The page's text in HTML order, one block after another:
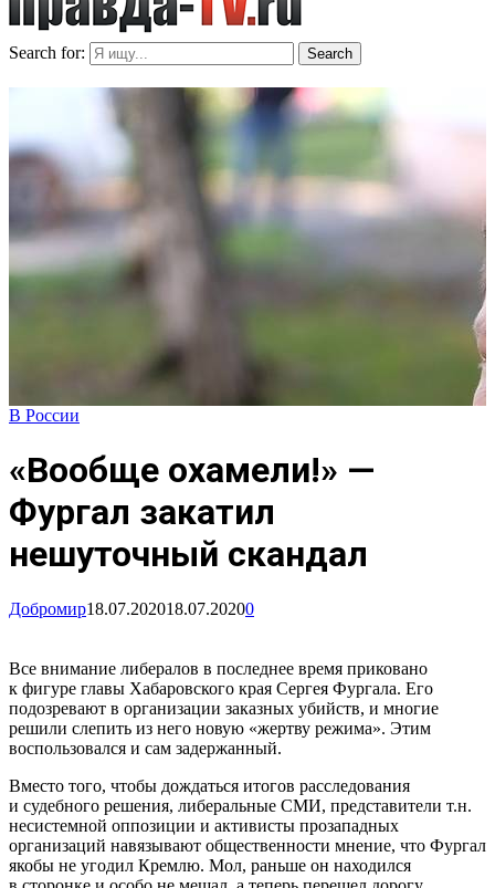
Search for: Search
В России
«Вообще охамели!» —
Фургал закатил
нешуточный скандал
Добромир18.07.202018.07.20200
Все внимание либералов в последнее время приковано
к фигуре главы Хабаровского края Сергея Фургала. Его
подозревают в организации заказных убийств, и многие
решили слепить из него новую «жертву режима». Этим
воспользовался и сам задержанный.
Вместо того, чтобы дождаться итогов расследования
и судебного решения, либеральные СМИ, представители т.н.
несистемной оппозиции и активисты прозападных
организаций навязывают общественности мнение, что Фургал
якобы не угодил Кремлю. Мол, раньше он находился